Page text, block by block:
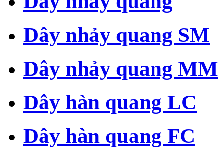
Dây nhảy quang SM
Dây nhảy quang MM
Dây hàn quang LC
Dây hàn quang FC